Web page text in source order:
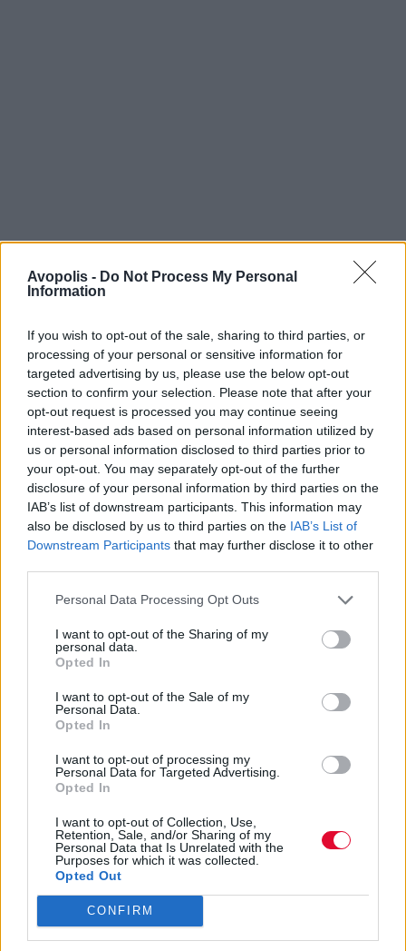
Avopolis - Do Not Process My Personal
Information
If you wish to opt-out of the sale, sharing to third parties, or
processing of your personal or sensitive information for
targeted advertising by us, please use the below opt-out
section to confirm your selection. Please note that after your
opt-out request is processed you may continue seeing
interest-based ads based on personal information utilized by
us or personal information disclosed to third parties prior to
your opt-out. You may separately opt-out of the further
disclosure of your personal information by third parties on the
IAB’s list of downstream participants. This information may
also be disclosed by us to third parties on the IAB’s List of
Downstream Participants that may further disclose it to other
Personal Data Processing Opt Outs
I want to opt-out of the Sharing of my
personal data.
Opted In
I want to opt-out of the Sale of my
Personal Data.
Opted In
I want to opt-out of processing my
Personal Data for Targeted Advertising.
Opted In
I want to opt-out of Collection, Use,
Retention, Sale, and/or Sharing of my
Personal Data that Is Unrelated with the
Purposes for which it was collected.
Opted Out
CONFIRM
Previous Article